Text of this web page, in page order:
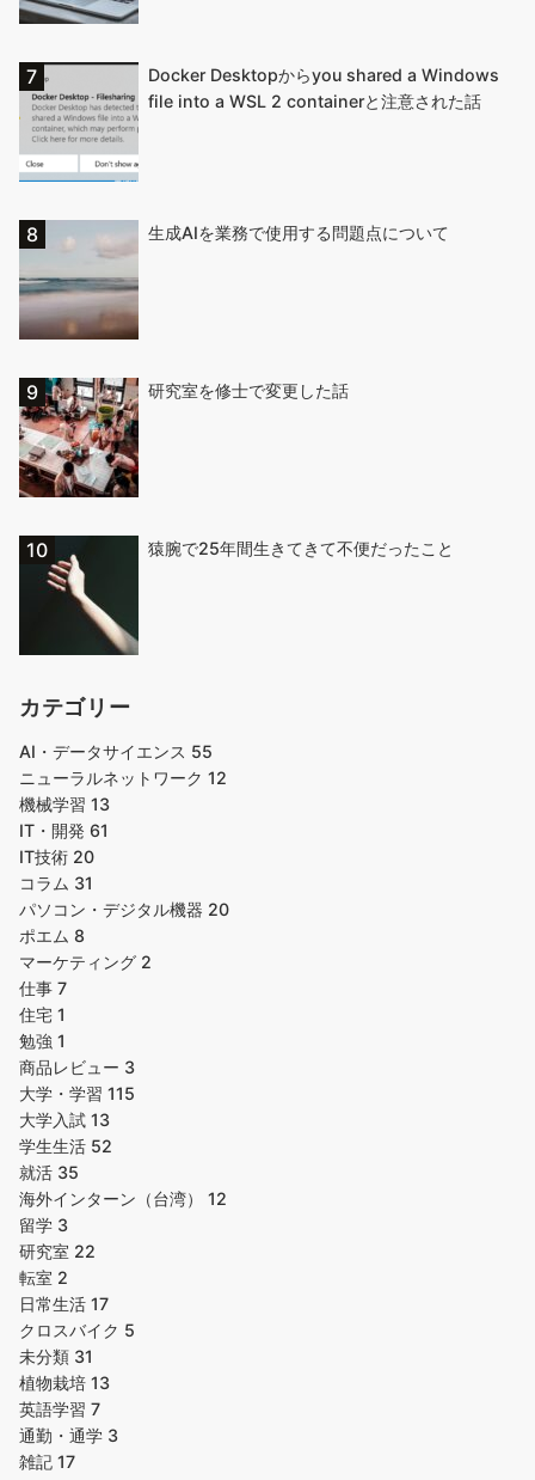
Docker Desktopからyou shared a Windows
file into a WSL 2 containerと注意された話
生成AIを業務で使用する問題点について
研究室を修士で変更した話
猿腕で25年間生きてきて不便だったこと
カテゴリー
AI・データサイエンス 55
ニューラルネットワーク 12
機械学習 13
IT・開発 61
IT技術 20
コラム 31
パソコン・デジタル機器 20
ポエム 8
マーケティング 2
仕事 7
住宅 1
勉強 1
商品レビュー 3
大学・学習 115
大学入試 13
学生生活 52
就活 35
海外インターン（台湾） 12
留学 3
研究室 22
転室 2
日常生活 17
クロスバイク 5
未分類 31
植物栽培 13
英語学習 7
通勤・通学 3
雑記 17